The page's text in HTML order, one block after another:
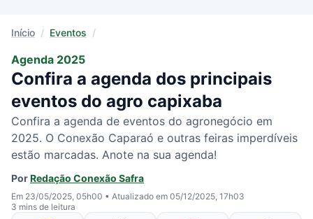
Início / Eventos /
Agenda 2025
Confira a agenda dos principais
eventos do agro capixaba
Confira a agenda de eventos do agronegócio em
2025. O Conexão Caparaó e outras feiras imperdíveis
estão marcadas. Anote na sua agenda!
PorRedação Conexão Safra
Em 23/05/2025, 05h00 • Atualizado em 05/12/2025, 17h03
3 mins de leitura